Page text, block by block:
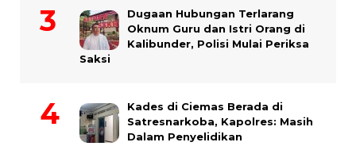
Dugaan Hubungan Terlarang
Oknum Guru dan Istri Orang di
Kalibunder, Polisi Mulai Periksa
Saksi
Kades di Ciemas Berada di
Satresnarkoba, Kapolres: Masih
Dalam Penyelidikan